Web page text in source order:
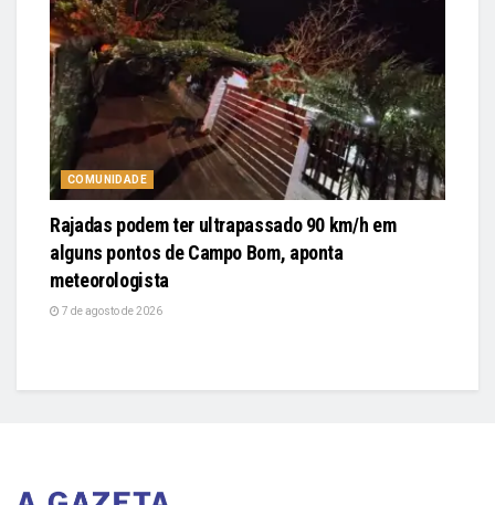
COMUNIDADE
Rajadas podem ter ultrapassado 90 km/h em
alguns pontos de Campo Bom, aponta
meteorologista
7 de agosto de 2026